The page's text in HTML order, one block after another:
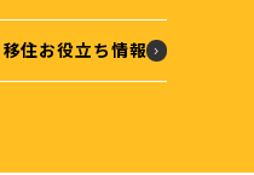
移住お役立ち情報